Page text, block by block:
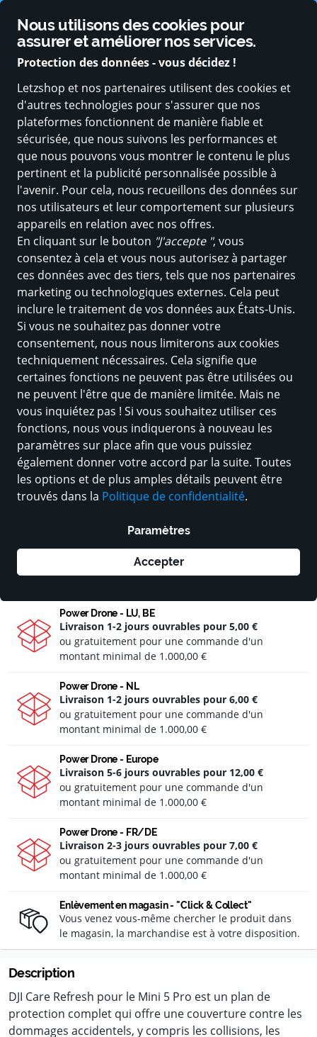
Nous utilisons des cookies pour
assurer et améliorer nos services.
Protection des données - vous décidez !
Letzshop et nos partenaires utilisent des cookies et
d'autres technologies pour s'assurer que nos
plateformes fonctionnent de manière fiable et
sécurisée, que nous suivons les performances et
que nous pouvons vous montrer le contenu le plus
pertinent et la publicité personnalisée possible à
l'avenir. Pour cela, nous recueillons des données sur
nos utilisateurs et leur comportement sur plusieurs
appareils en relation avec nos offres.
En cliquant sur le bouton "J'accepte ", vous
consentez à cela et vous nous autorisez à partager
ces données avec des tiers, tels que nos partenaires
marketing ou technologiques externes. Cela peut
inclure le traitement de vos données aux États-Unis.
Si vous ne souhaitez pas donner votre
consentement, nous nous limiterons aux cookies
techniquement nécessaires. Cela signifie que
certaines fonctions ne peuvent pas être utilisées ou
ne peuvent l'être que de manière limitée. Mais ne
vous inquiétez pas ! Si vous souhaitez utiliser ces
fonctions, nous vous indiquerons à nouveau les
paramètres sur place afin que vous puissiez
également donner votre accord par la suite. Toutes
les options et de plus amples détails peuvent être
trouvés dans la Politique de confidentialité.
Paramètres
Accepter
Changer de langue
DJI Mini 5 Pro - DJI Care Refresh -
Forfait 1 an
Prix
85,00 € TVA incluse, frais d'expédition supplémentaires
Il ne reste plus que moins de 3 articles dans la
boutique.
AJOUTER AU PANIER
Vous avez une question sur le produit ? Contactez-
nous !
Power Drone - LU, BE
Livraison 1-2 jours ouvrables pour 5,00 €
ou gratuitement pour une commande d'un
montant minimal de 1.000,00 €
Power Drone - NL
Livraison 1-2 jours ouvrables pour 6,00 €
ou gratuitement pour une commande d'un
montant minimal de 1.000,00 €
Power Drone - Europe
Livraison 5-6 jours ouvrables pour 12,00 €
ou gratuitement pour une commande d'un
montant minimal de 1.000,00 €
Power Drone - FR/DE
Livraison 2-3 jours ouvrables pour 7,00 €
ou gratuitement pour une commande d'un
montant minimal de 1.000,00 €
Enlèvement en magasin - "Click & Collect"
Vous venez vous-même chercher le produit dans
le magasin, la marchandise est à votre disposition.
Description
DJI Care Refresh pour le Mini 5 Pro est un plan de
protection complet qui offre une couverture contre les
dommages accidentels, y compris les collisions, les